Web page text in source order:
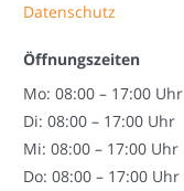
Datenschutz
Öffnungszeiten
Mo: 08:00 – 17:00 Uhr
Di: 08:00 – 17:00 Uhr
Mi: 08:00 – 17:00 Uhr
Do: 08:00 – 17:00 Uhr